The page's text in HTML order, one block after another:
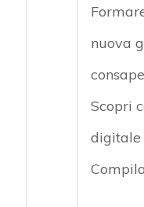
nuova
Scopri
digitale